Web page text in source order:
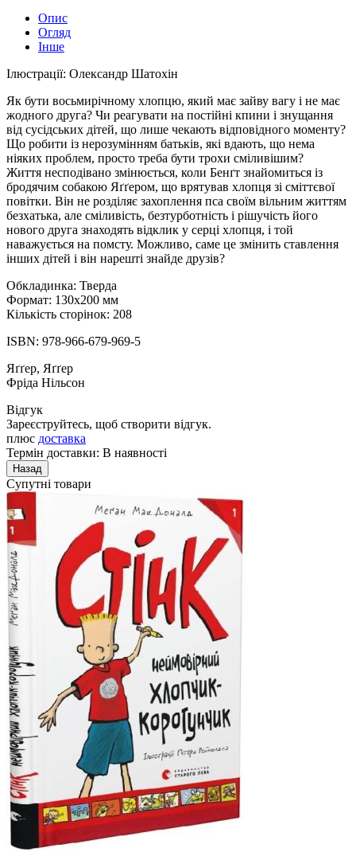
Опис
Огляд
Інше
Ілюстрації: Олександр Шатохін
Як бути восьмирічному хлопцю, який має зайву вагу і не має
жодного друга? Чи реагувати на постійні кпини і знущання
від сусідських дітей, що лише чекають відповідного моменту?
Що робити із нерозумінням батьків, які вдають, що нема
ніяких проблем, просто треба бути трохи сміливішим?
Життя несподівано змінюється, коли Бенґт знайомиться із
бродячим собакою Яґґером, що врятував хлопця зі сміттєвої
повітки. Він не розділяє захоплення пса своїм вільним життям
безхатька, але сміливість, безтурботність і рішучість його
нового друга знаходять відклик у серці хлопця, і той
наважується на помсту. Можливо, саме це змінить ставлення
інших дітей і він нарешті знайде друзів?
Обкладинка: Тверда
Формат: 130x200 мм
Кількість сторінок: 208
ISBN: 978-966-679-969-5
Яґґер, Яґґер
Фріда Нільсон
Відгук
Зареєструйтесь, щоб створити відгук.
плюс доставка
Термін доставки: В наявності
Супутні товари